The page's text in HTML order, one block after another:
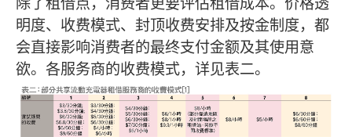
明度、收费模式、封顶收费安排及按金制度，都
会直接影响消费者的最终支付金额及其使用意
欲。各服务商的收费模式，详见表二。